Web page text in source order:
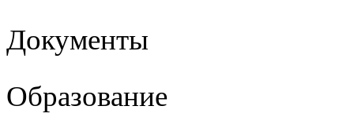
Документы
Образование